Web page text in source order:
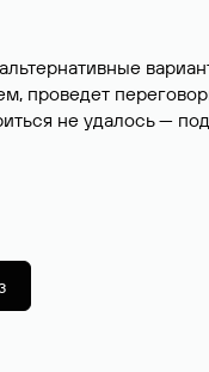
проведет
не удалось —